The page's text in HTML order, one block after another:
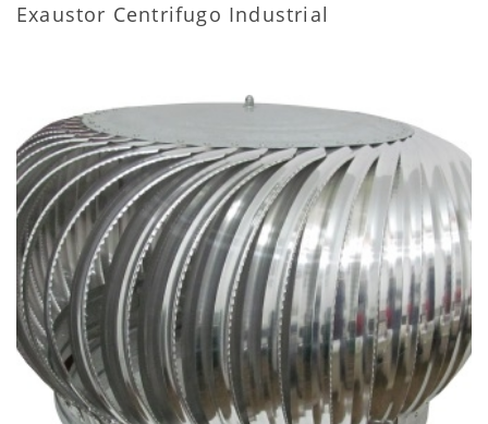
Exaustor Centrifugo Industrial